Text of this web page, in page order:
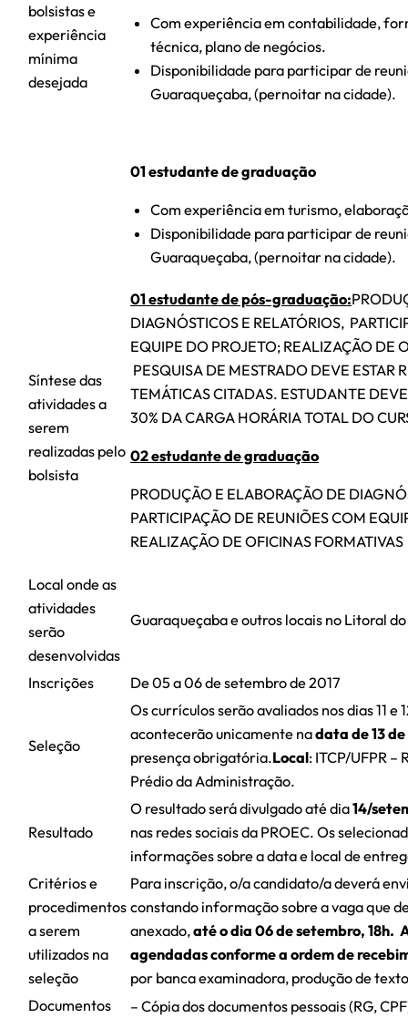
bolsistas e
experiência
mínima
desejada
Com experiência em contabilidade,
técnica, plano de negócios.
Disponibilidade para participar de
Guaraqueçaba, (pernoitar na cidade).
01 estudante de graduação
Com experiência em turismo,
Disponibilidade para participar de
Guaraqueçaba, (pernoitar na cidade).
Síntese das
atividades a
serem
realizadas pelo
bolsista
01 estudante de pós-graduação:
DIAGNÓSTICOS E RELATÓRIOS,
EQUIPE DO PROJETO; REALIZAÇÃO DE
PESQUISA DE MESTRADO DEVE ESTAR
TEMÁTICAS CITADAS. ESTUDANTE
30% DA CARGA HORÁRIA TOTAL DO
02 estudante de graduação
PRODUÇÃO E ELABORAÇÃO DE
PARTICIPAÇÃO DE REUNIÕES COM
REALIZAÇÃO DE OFICINAS FORMATIVAS
Local onde as
atividades
serão
desenvolvidas
Guaraqueçaba e outros locais no Litoral
Inscrições De 05 a 06 de setembro de 2017
Seleção
Os currículos serão avaliados nos dias 11
acontecerão unicamente nadata de 13
presença obrigatória.Local: ITCP/UFPR –
Prédio da Administração.
Resultado
O resultado será divulgado até dia14/
nas redes sociais da PROEC. Os
informações sobre a data e local de
Critérios e
procedimentos
a serem
utilizados na
seleção
Para inscrição, o/a candidato/a deverá
constando informação sobre a vaga que
anexado,até o dia 06 de setembro, 18h.
agendadas conforme a ordem de
por banca examinadora, produção de
Documentos
– Cópia dos documentos pessoais (RG,